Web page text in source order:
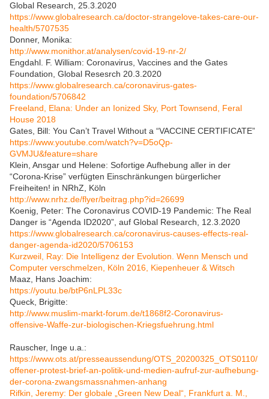
Global Research, 25.3.2020
https://www.globalresearch.ca/doctor-strangelove-takes-care-our-
health/5707535
Donner, Monika:
http://www.monithor.at/analysen/covid-19-nr-2/
Engdahl. F. William: Coronavirus, Vaccines and the Gates
Foundation, Global Resesrch 20.3.2020
https://www.globalresearch.ca/coronavirus-gates-
foundation/5706842
Freeland, Elana: Under an Ionized Sky, Port Townsend, Feral
House 2018
Gates, Bill: You Can’t Travel Without a “VACCINE CERTIFICATE”
https://www.youtube.com/watch?v=D5oQp-
GVMJU&feature=share
Klein, Ansgar und Helene: Sofortige Aufhebung aller in der
“Corona-Krise” verfügten Einschränkungen bürgerlicher
Freiheiten! in NRhZ, Köln
http://www.nrhz.de/flyer/beitrag.php?id=26699
Koenig, Peter: The Coronavirus COVID-19 Pandemic: The Real
Danger is “Agenda ID2020”, auf Global Research, 12.3.2020
https://www.globalresearch.ca/coronavirus-causes-effects-real-
danger-agenda-id2020/5706153
Kurzweil, Ray: Die Intelligenz der Evolution. Wenn Mensch und
Computer verschmelzen, Köln 2016, Kiepenheuer & Witsch
Maaz, Hans Joachim:
https://youtu.be/btP6nLPL33c
Queck, Brigitte:
http://www.muslim-markt-forum.de/t1868f2-Coronavirus-
offensive-Waffe-zur-biologischen-Kriegsfuehrung.html
Rauscher, Inge u.a.:
https://www.ots.at/presseaussendung/OTS_20200325_OTS0110/
offener-protest-brief-an-politik-und-medien-aufruf-zur-aufhebung-
der-corona-zwangsmassnahmen-anhang
Rifkin, Jeremy: Der globale „Green New Deal“, Frankfurt a. M.,